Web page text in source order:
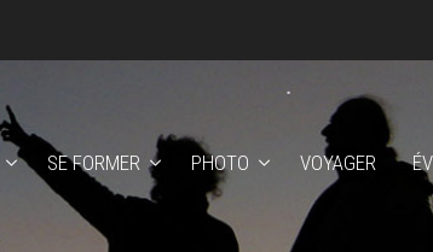
SE FORMER PHOTO VOYAGER